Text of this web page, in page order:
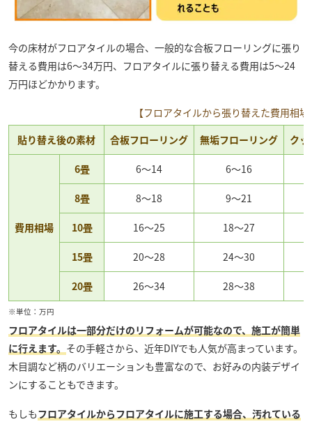
今の床材がフロアタイルの場合、一般的な合板フローリングに張り
替える費用は6～34万円、フロアタイルに張り替える費用は5～24
万円ほどかかります。
【フロアタイルから張り替えた費用相場
貼り替え後の素材
合板フローリング 無垢フローリング ク
費用相場
6畳 6～14 6～16
8畳 8～18 9～21
10畳 16～25 18～27
15畳 20～28 24～30
20畳 26～34 28～38
※単位：万円
フロアタイルは一部分だけのリフォームが可能なので、施工が簡単
に行えます。 その手軽さから、近年DIYでも人気が高まっています。
木目調など柄のバリエーションも豊富なので、お好みの内装デザイ
ンにすることもできます。
もしもフロアタイルからフロアタイルに施工する場合、汚れている